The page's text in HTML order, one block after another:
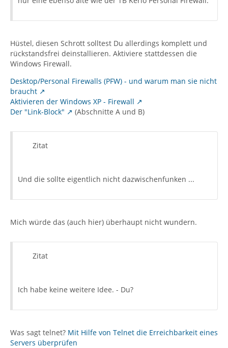
Hüstel, diesen Schrott solltest Du allerdings komplett und
rückstandsfrei deinstallieren. Aktiviere stattdessen die
Windows Firewall.
Desktop/Personal Firewalls (PFW) - und warum man sie nicht
braucht
Aktivieren der Windows XP - Firewall
Der "Link-Block"
(Abschnitte A und B)
Zitat
Und die sollte eigentlich nicht dazwischenfunken ...
Mich würde das (auch hier) überhaupt nicht wundern.
Zitat
Ich habe keine weitere Idee. - Du?
Was sagt telnet? Mit Hilfe von Telnet die Erreichbarkeit eines
Servers überprüfen